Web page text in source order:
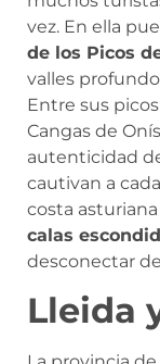
vez. En ella
de los Picos
valles
Entre sus
Cangas de
autenticidad
cautivan a
costa asturiana
calas
desconectar
Lleida